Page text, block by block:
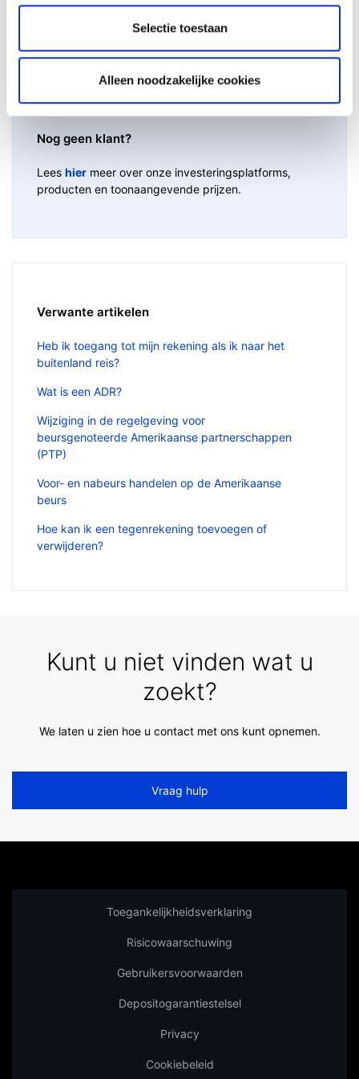
Selectie toestaan
Alleen noodzakelijke cookies
Nog geen klant?
Lees hier meer over onze investeringsplatforms,
producten en toonaangevende prijzen.
Verwante artikelen
Heb ik toegang tot mijn rekening als ik naar het
buitenland reis?
Wat is een ADR?
Wijziging in de regelgeving voor
beursgenoteerde Amerikaanse partnerschappen
(PTP)
Voor- en nabeurs handelen op de Amerikaanse
beurs
Hoe kan ik een tegenrekening toevoegen of
verwijderen?
Kunt u niet vinden wat u
zoekt?
We laten u zien hoe u contact met ons kunt opnemen.
Vraag hulp
Toegankelijkheidsverklaring
Risicowaarschuwing
Gebruikersvoorwaarden
Depositogarantiestelsel
Privacy
Cookiebeleid